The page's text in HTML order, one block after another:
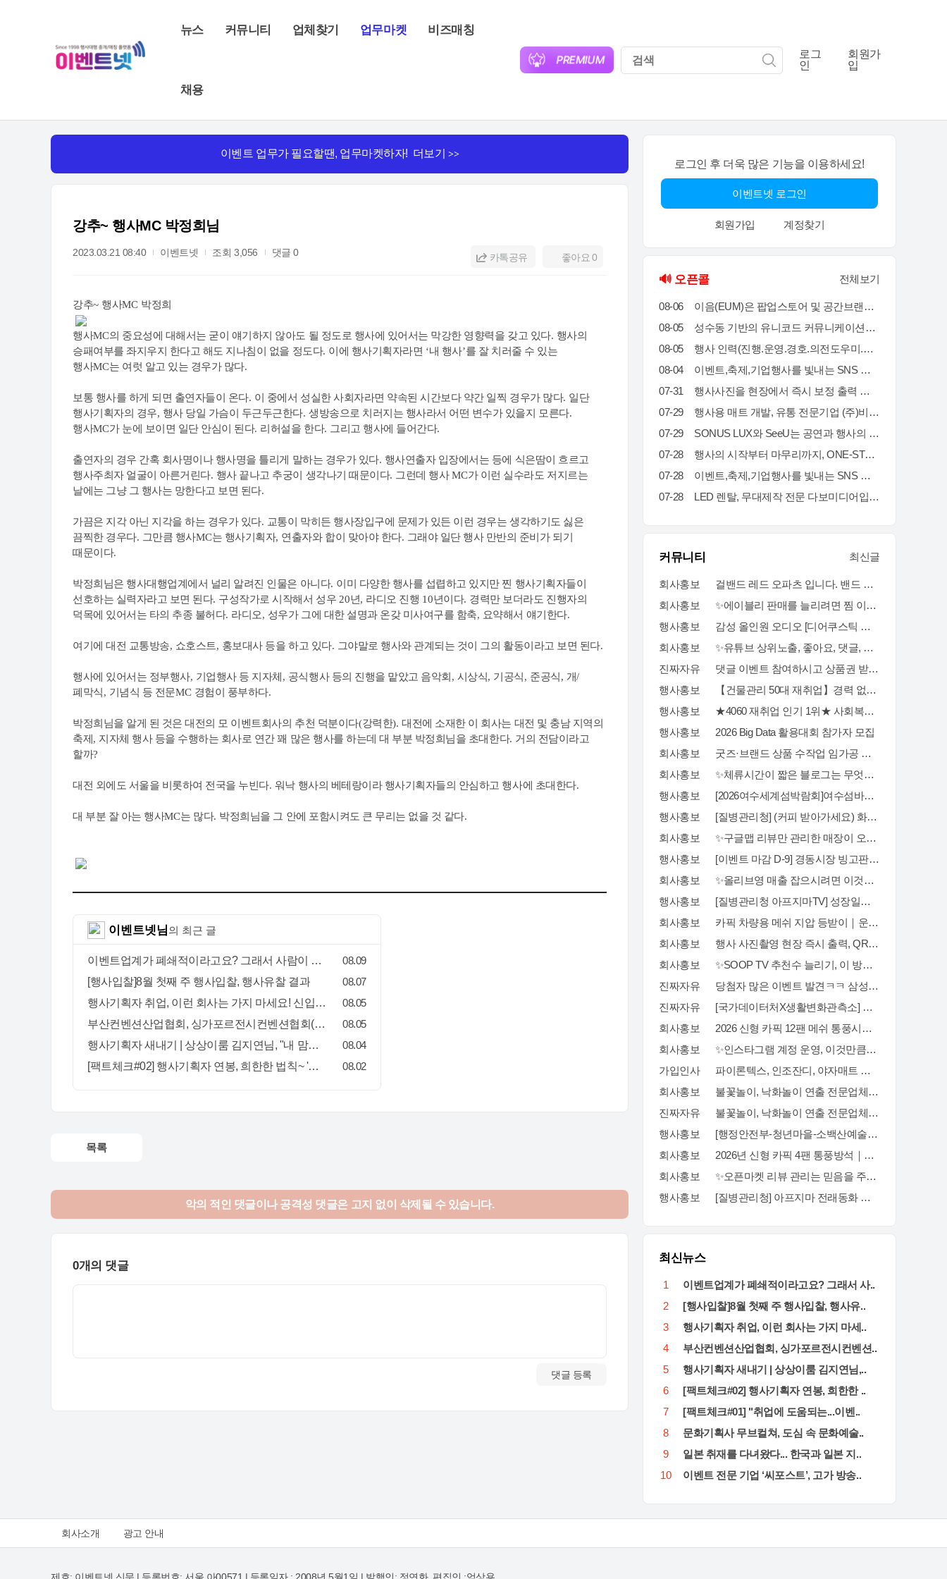
뉴스 커뮤니티 업체찾기 업무마켓 비즈매칭
채용
로그
인
회원가
입
이벤트 업무가 필요할땐, 업무마켓하자! 더보기 >>
강추~ 행사MC 박정희님
2023.03.21 08:40 이벤트넷 조회 3,056 댓글 0 좋아요 0
카톡공유
강추~ 행사MC 박정희
행사MC의 중요성에 대해서는 굳이 얘기하지 않아도 될 정도로 행사에 있어서는 막강한 영향력을 갖고 있다. 행사의
승패여부를 좌지우지 한다고 해도 지나침이 없을 정도다. 이에 행사기획자라면 ‘내 행사’를 잘 치러줄 수 있는
행사MC는 여럿 알고 있는 경우가 많다.
보통 행사를 하게 되면 출연자들이 온다. 이 중에서 성실한 사회자라면 약속된 시간보다 약간 일찍 경우가 많다. 일단
행사기획자의 경우, 행사 당일 가슴이 두근두근한다.생방송으로 치러지는 행사라서 어떤 변수가 있을지 모른다.
행사MC가 눈에 보이면 일단 안심이 된다. 리허설을 한다. 그리고 행사에 들어간다.
출연자의 경우 간혹 회사명이나 행사명을 틀리게 말하는 경우가 있다. 행사연출자 입장에서는 등에 식은땀이 흐르고
행사주최자 얼굴이 아른거린다. 행사 끝나고 추궁이 생각나기 때문이다. 그런데 행사MC가 이런 실수라도 저지르는
날에는 그냥 그 행사는 망한다고 보면 된다.
가끔은 지각 아닌 지각을 하는 경우가 있다. 교통이 막히든 행사장입구에 문제가 있든 이런 경우는 생각하기도 싫은
끔찍한 경우다. 그만큼 행사MC는 행사기획자, 연출자와 합이 맞아야 한다. 그래야 일단 행사 만반의 준비가 되기
때문이다.
박정희님은 행사대행업계에서 널리 알려진 인물은 아니다. 이미 다양한 행사를 섭렵하고 있지만 찐 행사기획자들이
선호하는 실력자라고 보면 된다. 구성작가로 시작해서 성우 20년, 라디오 진행 10년이다. 경력만 보더라도 진행자의
덕목에 있어서는 타의 추종 불허다. 라디오, 성우가 그에 대한 설명과 온갖 미사여구를 함축, 요약해서 얘기한다.
여기에 대전 교통방송, 쇼호스트, 홍보대사 등을 하고 있다. 그야말로 행사와 관계되는 것이 그의 활동이라고 보면 된다.
행사에 있어서는 정부행사, 기업행사 등 지자체 , 공식행사 등의 진행을 맡았고 음악회 , 시상식, 기공식, 준공식, 개/
폐막식, 기념식 등 전문MC 경험이 풍부하다.
박정희님을 알게 된 것은 대전의 모 이벤트회사의 추천 덕분이다(강력한).대전에 소재한 이 회사는 대전 및 충남 지역의
축제 , 지자체 행사 등을 수행하는 회사로 연간 꽤 많은 행사를 하는데 대 부분 박정희님을 초대한다. 거의 전담이라고
할까?
대전 외에도 서울을 비롯하여 전국을 누빈다. 워낙 행사의 베테랑이라 행사기획자들의 안심하고 행사에 초대한다.
대 부분 잘 아는 행사MC는 많다. 박정희님을 그 안에 포함시켜도 큰 무리는 없을 것 같다.
이벤트넷님의 최근 글
이벤트업계가 폐쇄적이라고요? 그래서 사람이 안 옵니다
08.09
[행사입찰]8월 첫째 주 행사입찰, 행사유찰 결과
08.07
행사기획자 취업, 이런 회사는 가지 마세요! 신입이 꼭 알아야 할 5가지 기준[이벤트산업 팩트체크#3]
08.05
부산컨벤션산업협회, 싱가포르전시컨벤션협회(SACEOS)와 업무협약 체결… 아시아 마이스 협력 확대
08.05
행사기획자 새내기 | 상상이룸 김지연님, "내 맘대로, 내 뜻대로 행사를 만든다
08.04
[팩트체크#02] 행사기획자 연봉, 희한한 법칙~ '첨에는 비실, 3년만 지나면 튼실'
08.02
목록
악의 적인 댓글이나 공격성 댓글은 고지 없이 삭제될 수 있습니다.
0개의 댓글
댓글 등록
로그인 후 더욱 많은 기능을 이용하세요!
이벤트넷 로그인
회원가입 계정찾기
🔊 오픈콜 전체보기
08-06
이음(EUM)은 팝업스토어 및 공간브랜딩 전문 업체로서 공간에서 고객과의 접점을 통해 공간에서의 체험과 브랜드 경험을 통해 고객의 마음을 움직일 수 있는 전문 기업입니다. 성수동, 홍대앞, 더현대여의도, 현대백화점 판교 & 목동 & 삼성 & 압구정, 롯데백화점 잠실 & 에비뉴엘, 양양 서피비치, 스타필드, IFC몰, 코엑스, 킨텍스, 교보 & 영풍문고, 부산 밀락타운 & 더베이 101, 콘래드 호텔, 동해안, 전국 리조트 및 호텔 등등에서 경험과 실적을 가지고 있으며, 팝업스토어와 공간브랜딩을 디자인에서부터 시공, 철거까지 완벽한 원스탑 서비스를 대행해드리고 있습니다.
08-05
성수동 기반의 유니코드 커뮤니케이션즈는 브랜드의 가치를 감각적으로 현장화하는 마케팅·프로모션 전문 대행사입니다. 팝업스토어, 기업 행사, 전시부터 축제 부스까지 콘셉트 기획·공간 연출·현장 운영을 통합 수행하여 완성도 높은 행사를 만듭니다. 기획부터 공간연출 현장운영 인력섭외까지 유니코드에게 맞겨주세요!
08-05
행사 인력(진행.운영.경호.의전도우미.프로모터.관람객등) 토탈 에이전시 입니다. 행사 운영에 어려움 많으시죠? 저희가 해결 해드립니다!!!! 연락주세요~!!! 주)월드플래닝 입니다.
08-04
이벤트,축제,기업행사를 빛내는 SNS 숏폼 360 포토(영상)부스입니다. 전문 운영팀이 진행,설치,철거까지 완벽하게 책임집니다. 문의만 주시면 이벤트에 맞게 운영을 제안해드리며,전국 어디서나 렌탈 가능합니다. 인스타그램) https://www.instagram.com/360photo.kr/ 블로그) https://blog.naver.com/360photobooth/ TEL) 032-322-3367 Email) contact@360photo.kr 카톡문의) http://pf.kakao.com/_rxdBin/chat
07-31
행사사진을 현장에서 즉시 보정 출력 진행하는 미스터문포토 문성준실장입니다. 하이브 행사 사진출력 전속진행업체입니다. 포토존사진인화.출력 실시간 상담 http://pf.kakao.com/_Lxkxbxon/chat
07-29
행사용 매트 개발, 유통 전문기업 (주)비오케이 입니다. 기업행사용 '파이론텍스(파이텍스)', '화사한 조경 인조잔디'를 행사 분야에 대량 공급하고 있습니다. 단순 구매 및 렌탈, 시공 까지 모두 가능하며 온-오프라인 최저가 공급을 약속합니다. 실제 거래 중인 기업 대표님들께서 아주 저렴하게 만족스러운 품질로 사용 중이십니다. 문의: 010 4II9 43II 이메일: kbs@bokkorea.com
07-29
SONUS LUX와 SeeU는 공연과 행사의 음향·조명을 설계하고 운영하는 현장 전문팀입니다. 방송 프로그램, 국가행사, 대형 페스티벌, 기업행사 등 다양한 프로젝트에서 축적한 경험을 바탕으로 공간 구조와 행사 성격, 관객 규모에 맞는 시스템을 구성합니다. 장비 수량이나 규모를 앞세우기보다 명료한 사운드, 효과적인 조명 연출, 안정적인 현장 운영을 중요하게 생각합니다. 공연, 기업행사, 컨퍼런스, 전시, 학교축제, 교회 행사 등 각 현장에 필요한 음향·조명 장비와 전문 인력을 제공합니다. 주요 업무 공연 및 행사 음향·조명 장비 렌탈 현장 여건에 맞춘 시스템 설계와 장비 구성 FOH·모니터·재생·송출 음향 운영 무대조명 디자인 및 오퍼레이팅 장비 설치, 시스템 튜닝 및 현장 기술 관리 문의 대표: 김수한 연락처: 010-8309-1024 이메일: sonus-lux@naver.com
07-28
행사의 시작부터 마무리까지, ONE-STOP 행사 전문 파트너 행사 기획·운영부터 무대·음향·조명·LED 스크린 시스템, 전문 기술 인력까지 모두 갖춘 원스톱 행사 전문 업체입니다. 행사에 필요한 여러 업체를 따로 섭외할 필요 없이, 기획부터 설치·운영·철수까지 전 과정을 하나의 파트너가 책임지고 수행합니다. WHY US? ✅ 풍부한 수행 경험과 검증된 운영 노하우 공공기관·지자체·지역축제·기업행사 등 다양한 프로젝트 수행 경험을 바탕으로 안정적이고 체계적인 행사 운영을 제공합니다. ✅ 전문 기술 인력의 체계적인 현장 운영 무대·음향·조명·LED 스크린까지 숙련된 전문 인력이 직접 운영하여 완성도 높은 행사 품질과 신속한 현장 대응을 제공합니다. ✅ 자체 장비 시스템 기반의 원스톱 서비스 무대·음향·조명·LED 스크린 등 주요 행사 장비를 자체 보유하여 높은 품질, 신속한 대응, 합리적인 비용으로 효율적인 행사 운영을 지원합니다. 주요 서비스 ✔ 공공기관·지자체 공식 행사 (준공식, 개소식, 기념식, 선포식 등) ✔ 지역축제·문화·관광 행사 ✔ 기업·기관·단체 행사 (체육대회, 워크숍, 기념행사 등) ✔ 무대·음향·조명·LED 시스템 설계·설치 및 운영
07-28
이벤트,축제,기업행사를 빛내는 SNS 숏폼 360 포토(영상)부스입니다. 전문 운영팀이 진행,설치,철거까지 완벽하게 책임집니다. 문의만 주시면 이벤트에 맞게 운영을 제안해드리며,전국 어디서나 렌탈 가능합니다. 인스타그램) https://www.instagram.com/360photo.kr/ 블로그) https://blog.naver.com/360photobooth/ TEL) 032-322-3367 Email) contact@360photo.kr 카톡문의) http://pf.kakao.com/_rxdBin/chat
07-28
LED 렌탈, 무대제작 전문 다보미디어입니다! 연락주세요!
커뮤니티 최신글
회사홍보
걸밴드 레드 오파츠 입니다. 밴드 필요하시면 언제든지 연락주세요
회사홍보
✨에이블리 판매를 늘리려면 찜 이후 구매 흐름까지 봐야 합니다✨
행사홍보
감성 올인원 오디오 [디어쿠스틱 알토] 최대 23% 할인
회사홍보
✨유튜브 상위노출, 좋아요, 댓글, 구독, 알림설정까지 관리하세요✨
진짜자유
댓글 이벤트 참여하시고 상품권 받아가세요!
행사홍보
【건물관리 50대 재취업】경력 없이 안전관리자 준비하는 방법
행사홍보
★4060 재취업 인기 1위★ 사회복지사 2급, 시험 없이 취득 하는 방법
행사홍보
2026 Big Data 활용대회 참가자 모집
회사홍보
굿즈·브랜드 상품 수작업 임가공 포장 전문 서비스, GOODSPACK (소량 포장 가능)
회사홍보
✨체류시간이 짧은 블로그는 무엇부터 바꿔야 할까요?✨
행사홍보
[2026여수세계섬박람회]여수섬바다 댄스 챌린지 EVENT
행사홍보
[질병관리청] (커피 받아가세요) 화영이의 성장일기 5화 OX 퀴즈 이벤트
회사홍보
✨구글맵 리뷰만 관리한 매장이 오래 버티지 못하는 이유✨
행사홍보
[이벤트 마감 D-9] 경동시장 빙고판 채우고 마사지기, 아이스크림 등 받아가세요!
회사홍보
✨올리브영 매출 잡으시려면 이것만큼은 꼭 알고 계셔야 합니다✨
행사홍보
[질병관리청 아프지마TV] 성장일기 5화 OX 퀴즈 이벤트
회사홍보
카픽 차량용 메쉬 지압 등받이｜운전할 때도, 사무실에서도 허리까지 편안하게
회사홍보
행사 사진촬영 현장 즉시 출력, QR사진으로 다운로드 가능까지
회사홍보
✨SOOP TV 추천수 늘리기, 이 방법으로 해결할 수 있습니다✨
진짜자유
당첨자 많은 이벤트 발견ㅋㅋ 삼성스토어 블로그 포스트 공유 이벤트
진짜자유
[국가데이터처X생활변화관측소] 구독·댓글 이벤트
회사홍보
2026 신형 카픽 12팬 메쉬 통풍시트｜차 안 더위와 답답함을 줄여주는 차량용 통풍시트
회사홍보
✨인스타그램 계정 운영, 이것만큼은 꼭 알고 시작하세요✨
가입인사
파이론텍스, 인조잔디, 야자매트 가장 저렴하게 공급합니다.
회사홍보
불꽃놀이, 낙화놀이 연출 전문업체 세홍SFC 입니다
진짜자유
불꽃놀이, 낙화놀이 연출 전문업체 세홍SFC 입니다
행사홍보
[행정안전부-청년마을-소백산예술촌] 무료 주말 기획자 과정
회사홍보
2026년 신형 카픽 4팬 통풍방석｜차량·가정 겸용 자동 착석감지 통풍방석
회사홍보
✨오픈마켓 리뷰 관리는 믿음을 주는 곳에서 진행해야 합니다✨
행사홍보
[질병관리청] 아프지마 전래동화 혹부리영감 이벤트
최신뉴스
1
이벤트업계가 폐쇄적이라고요? 그래서 사..
2
[행사입찰]8월 첫째 주 행사입찰, 행사유..
3
행사기획자 취업, 이런 회사는 가지 마세..
4
부산컨벤션산업협회, 싱가포르전시컨벤션..
5
행사기획자 새내기 | 상상이룸 김지연님,..
6
[팩트체크#02] 행사기획자 연봉, 희한한 ..
7
[팩트체크#01] "취업에 도움되는...이벤..
8
문화기획사 무브컬쳐, 도심 속 문화예술..
9
일본 취재를 다녀왔다... 한국과 일본 지..
10
이벤트 전문 기업 ‘씨포스트’, 고가 방송..
회사소개 광고 안내